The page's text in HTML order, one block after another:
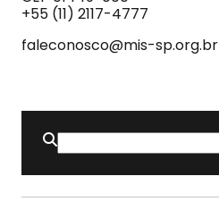
Som
+55 (11) 2117-4777
faleconosco@mis-sp.org.br
Buscar
por: